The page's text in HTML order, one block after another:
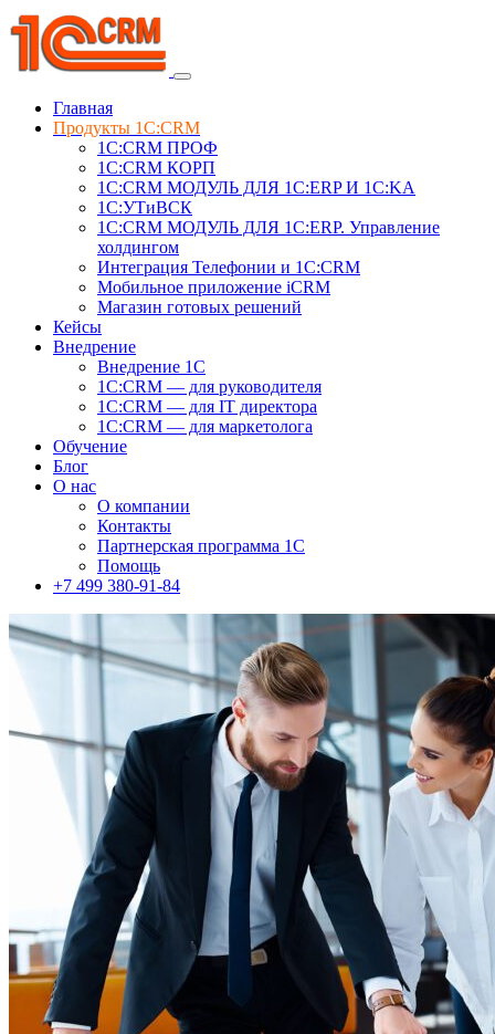
Главная
Продукты 1C:CRM
1С:CRM ПРОФ
1С:CRM КОРП
1С:CRM МОДУЛЬ ДЛЯ 1C:ERP И 1C:KA
1C:УТиВСК
1С:CRM МОДУЛЬ ДЛЯ 1C:ERP. Управление
холдингом
Интеграция Телефонии и 1C:CRM
Мобильное приложение iCRM
Магазин готовых решений
Кейсы
Внедрение
Внедрение 1C
1С:CRM — для руководителя
1С:CRM — для IT директора
1С:CRM — для маркетолога
Обучение
Блог
О нас
О компании
Контакты
Партнерская программа 1С
Помощь
+7 499 380-91-84